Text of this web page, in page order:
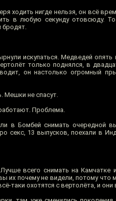
ходить нигде нельзя, он всё
в любую секунду отовсюду.
бродят.
искупаться. Медведей опять
только поднялся, в
он настолько огромный
Мешки не спасут.
Проблема.
в Бомбей снимать очередной
секс, 13 выпусков, поехали в
всего снимать на
их почему не видели, потому
таки охотятся с вертолёта, и они